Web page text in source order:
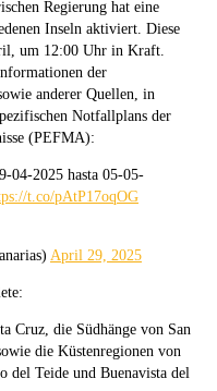
Regierung hat eine
Inseln aktiviert. Diese
um 12:00 Uhr in Kraft.
der
anderer Quellen, in
Notfallplans der
(PEFMA):
04-2025 hasta 05-05-
t.co/pAtP17oqOG
April 29, 2025
Cruz, die Südhänge von San
die Küstenregionen von
del Teide und Buenavista del